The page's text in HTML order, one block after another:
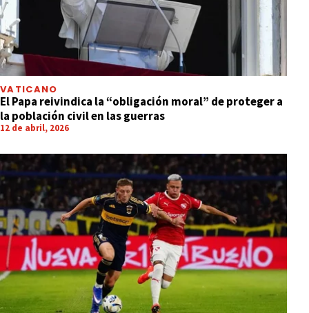
VATICANO
El Papa reivindica la “obligación moral” de proteger a
la población civil en las guerras
12 de abril, 2026